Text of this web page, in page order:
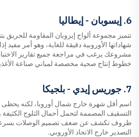
6. إيسوبان - إيطاليا
تتميز مجموعة ألواح إيزوبان المقاومة للحريق
شهاداتها الأوروبية دقيقة للغاية، وهو أمر مفيد
مشروعك يرغب في مراجعة جميع تقارير
خطوط إنتاج صحية مخصصة لمباني صناعة
7. جوريس إيدي - بلجيكا
اسم أقل شهرة خارج شمال أوروبا، لكنه يحظى
التسقيف المصممة لتحمل أحمال الثلوج
ظروف تكشف عن ضعف تصميم الوصلات
التصدير خارج الاتحاد الأوروبي.